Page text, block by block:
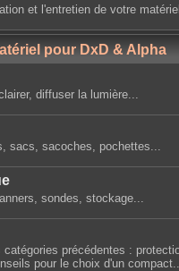
et l'entretien de votre
pour DxD & Alpha
diffuser la lumière...
sacs, sacoches, pochettes...
sondes, stockage...
précédentes :
pour le choix d'un